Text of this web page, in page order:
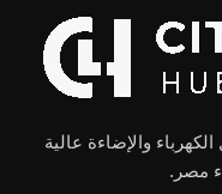
والإضاءة عالية
مصر.